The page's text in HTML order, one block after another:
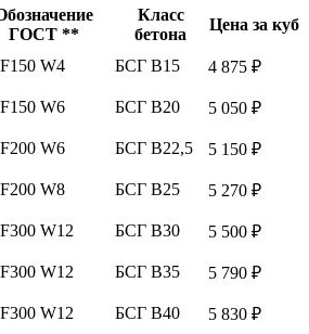
ГОСТ **
Класс
бетона
Цена за куб
W4 БСГ В15
4 875 ₽
W6 БСГ В20
5 050 ₽
W6 БСГ В22,5
5 150 ₽
W8 БСГ В25
5 270 ₽
W12 БСГ В30
5 500 ₽
W12 БСГ В35
5 790 ₽
W12 БСГ В40
5 830 ₽